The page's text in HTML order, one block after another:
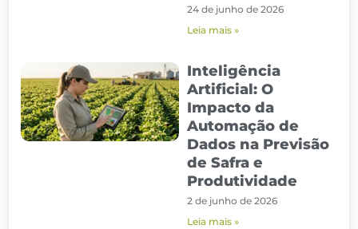
24 de junho de 2026
Leia mais »
Inteligência
Artificial: O
Impacto da
Automação de
Dados na Previsão
de Safra e
Produtividade
2 de junho de 2026
Leia mais »